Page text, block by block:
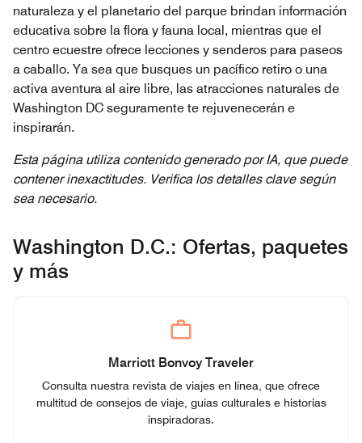
naturaleza y el planetario del parque brindan información
educativa sobre la flora y fauna local, mientras que el
centro ecuestre ofrece lecciones y senderos para paseos
a caballo. Ya sea que busques un pacífico retiro o una
activa aventura al aire libre, las atracciones naturales de
Washington DC seguramente te rejuvenecerán e
inspirarán.
Esta página utiliza contenido generado por IA, que puede
contener inexactitudes. Verifica los detalles clave según
sea necesario.
Washington D.C.: Ofertas, paquetes
y más
Marriott Bonvoy Traveler
Consulta nuestra revista de viajes en línea, que ofrece
multitud de consejos de viaje, guías culturales e historias
inspiradoras.